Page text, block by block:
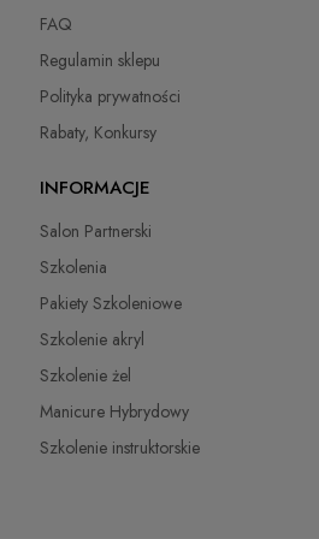
+359887430661
P.H. NEXT Maciej Wojnarowski
Słoneczna 10
91-491 Łódź, Polska
biuro@cuccio.pl
42 61 68 555
Kurier DPD
Kurier Inpost
FAQ
Regulamin sklepu
Polityka prywatności
Rabaty, Konkursy
INFORMACJE
Salon Partnerski
Szkolenia
Pakiety Szkoleniowe
Szkolenie akryl
Szkolenie żel
Manicure Hybrydowy
Szkolenie instruktorskie